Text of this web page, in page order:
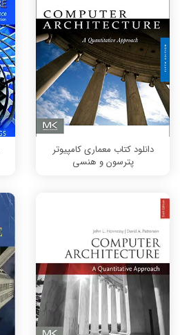
دانلود کتاب معماری کامپیوتر
پترسون و هنسی